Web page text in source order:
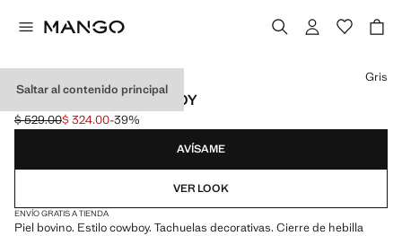
Saltar al contenido principal
CINTURÓN PIEL COWBOY
Precio inicial tachado [$ 529.00 ]
$ 529.00
Precio actual [$ 324.00 ]
$ 324.00-39%
Selecciona un color
Gris
AVÍSAME
VER LOOK
ENVÍO GRATIS A TIENDA
Piel bovino. Estilo cowboy. Tachuelas decorativas. Cierre de hebilla